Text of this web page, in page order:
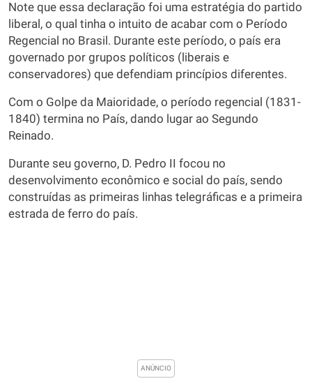
Note que essa declaração foi uma estratégia do partido
liberal, o qual tinha o intuito de acabar com o Período
Regencial no Brasil. Durante este período, o país era
governado por grupos políticos (liberais e
conservadores) que defendiam princípios diferentes.
Com o Golpe da Maioridade, o período regencial (1831-
1840) termina no País, dando lugar ao Segundo
Reinado.
Durante seu governo, D. Pedro II focou no
desenvolvimento econômico e social do país, sendo
construídas as primeiras linhas telegráficas e a primeira
estrada de ferro do país.